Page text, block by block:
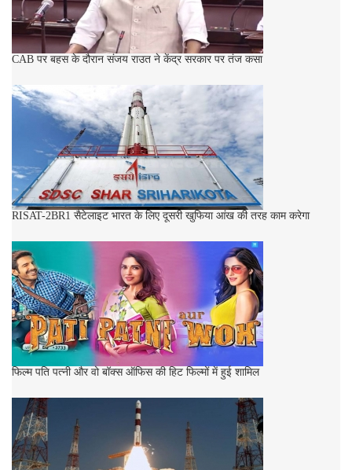
CAB पर बहस के दौरान संजय राउत ने केंद्र सरकार पर तंज कसा
RISAT-2BR1 सैटेलाइट भारत के लिए दूसरी खुफिया आंख की तरह काम करेगा
फिल्म पति पत्नी और वो बॉक्स ऑफिस की हिट फिल्मों में हुई शामिल